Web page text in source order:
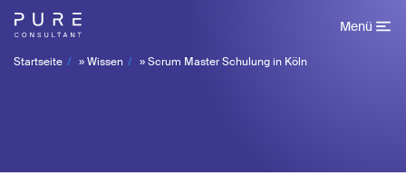
Menü
Startseite »Wissen »Scrum Master Schulung in Köln